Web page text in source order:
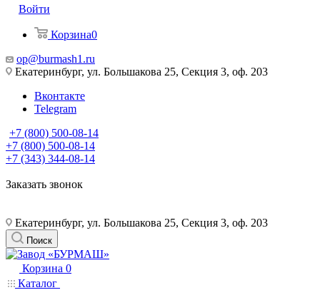
Войти
Корзина0
op@burmash1.ru
Екатеринбург, ул. Большакова 25, Секция 3, оф. 203
Вконтакте
Telegram
+7 (800) 500-08-14
+7 (800) 500-08-14
+7 (343) 344-08-14
Заказать звонок
Екатеринбург, ул. Большакова 25, Секция 3, оф. 203
Поиск
Корзина 0
Каталог